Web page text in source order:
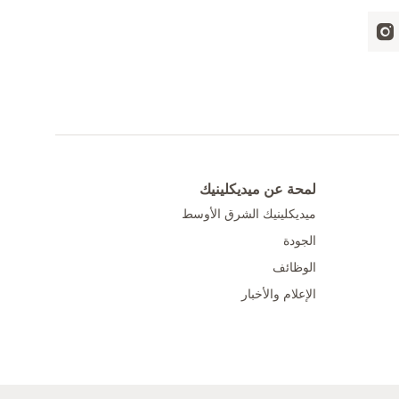
لمحة عن ميديكلينيك
ميديكلينيك الشرق الأوسط
الجودة
الوظائف
الإعلام والأخبار